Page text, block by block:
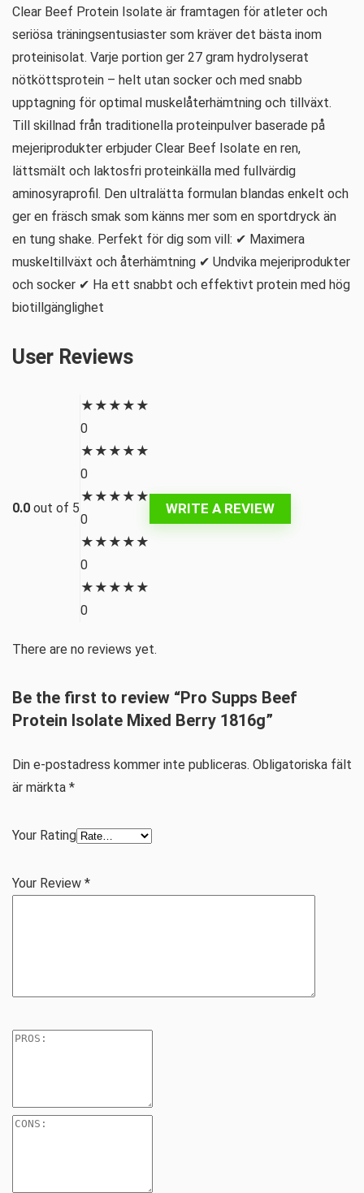
Clear Beef Protein Isolate är framtagen för atleter och
seriösa träningsentusiaster som kräver det bästa inom
proteinisolat. Varje portion ger 27 gram hydrolyserat
nötköttsprotein – helt utan socker och med snabb
upptagning för optimal muskelåterhämtning och tillväxt.
Till skillnad från traditionella proteinpulver baserade på
mejeriprodukter erbjuder Clear Beef Isolate en ren,
lättsmält och laktosfri proteinkälla med fullvärdig
aminosyraprofil. Den ultralätta formulan blandas enkelt och
ger en fräsch smak som känns mer som en sportdryck än
en tung shake. Perfekt för dig som vill: ✔ Maximera
muskeltillväxt och återhämtning ✔ Undvika mejeriprodukter
och socker ✔ Ha ett snabbt och effektivt protein med hög
biotillgänglighet
User Reviews
0.0 out of 5
★ ★ ★ ★ ★
0
★ ★ ★ ★ ★
0
★ ★ ★ ★ ★
0
★ ★ ★ ★ ★
0
★ ★ ★ ★ ★
0
WRITE A REVIEW
There are no reviews yet.
Be the first to review “Pro Supps Beef
Protein Isolate Mixed Berry 1816g”
Din e-postadress kommer inte publiceras. Obligatoriska fält
är märkta *
Your Rating
Your Review *